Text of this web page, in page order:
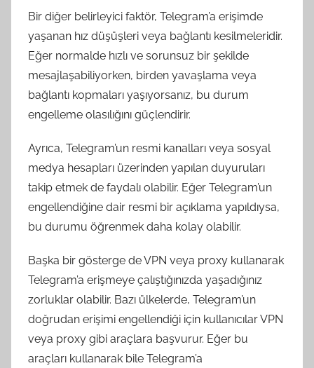
Bir diğer belirleyici faktör, Telegram’a erişimde
yaşanan hız düşüşleri veya bağlantı kesilmeleridir.
Eğer normalde hızlı ve sorunsuz bir şekilde
mesajlaşabiliyorken, birden yavaşlama veya
bağlantı kopmaları yaşıyorsanız, bu durum
engelleme olasılığını güçlendirir.
Ayrıca, Telegram’un resmi kanalları veya sosyal
medya hesapları üzerinden yapılan duyuruları
takip etmek de faydalı olabilir. Eğer Telegram’un
engellendiğine dair resmi bir açıklama yapıldıysa,
bu durumu öğrenmek daha kolay olabilir.
Başka bir gösterge de VPN veya proxy kullanarak
Telegram’a erişmeye çalıştığınızda yaşadığınız
zorluklar olabilir. Bazı ülkelerde, Telegram’un
doğrudan erişimi engellendiği için kullanıcılar VPN
veya proxy gibi araçlara başvurur. Eğer bu
araçları kullanarak bile Telegram’a